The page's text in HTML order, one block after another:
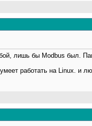
лишь бы Modbus был.
работать на Linux. и